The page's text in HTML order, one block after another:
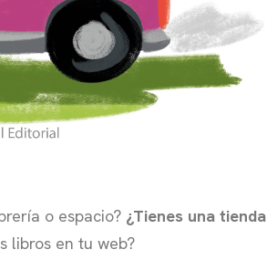
o espacio? ¿Tienes una tienda
libros en tu web?